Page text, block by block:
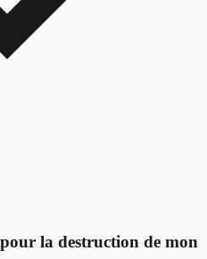
la destruction de mon